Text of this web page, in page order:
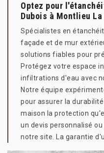
Optez pour
Dubois à Montlieu La
Spécialistes en
façade et de mur
solutions fiables pour
Protégez votre espace
infiltrations d'eau avec
Notre équipe
pour assurer la
maison la protection
un devis personnalisé
notre site. La garantie